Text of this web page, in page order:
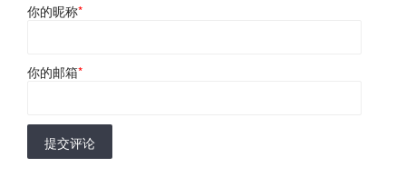
你的昵称*
你的邮箱*
提交评论